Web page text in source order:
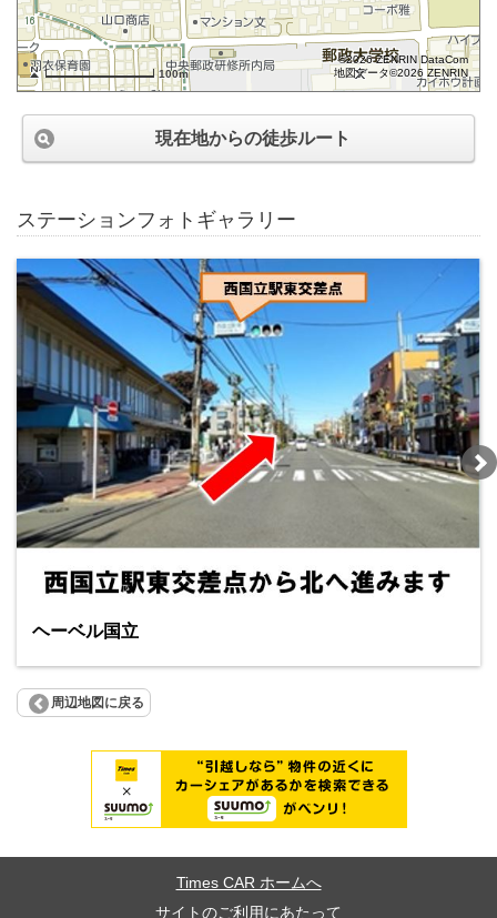
100m
©2026 ZENRIN DataCom
地図データ©2026 ZENRIN
現在地からの徒歩ルート
ステーションフォトギャラリー
ヘーベル国立
周辺地図に戻る
Times CAR ホームへ
サイトのご利用にあたって